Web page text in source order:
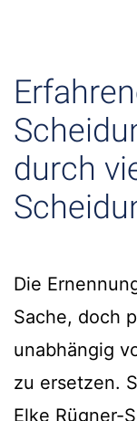
durch
Die
Sache, doch
unabhängig
zu ersetzen.
Elke Rügner-